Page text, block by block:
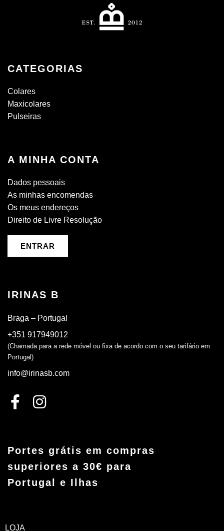
CATEGORIAS
Colares
Maxicolares
Pulseiras
A MINHA CONTA
Dados pessoais
As minhas encomendas
Os meus endereços
Direito de Livre Resolução
ENTRAR
IRINAS B
Braga – Portugal
+351 917949012
(Chamada para a rede móvel ou fixa de acordo com o seu tarifário em
Portugal)
info@irinasb.com
Portes grátis em compras
superiores a 30€ para
Portugal e Ilhas
LOJA